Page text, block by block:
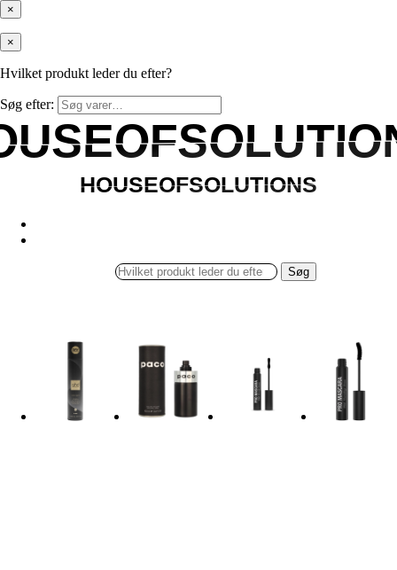
×
×
Hvilket produkt leder du efter?
Søg efter:
HOUSEOFSOLUTIONS
HOUSEOFSOLUTIONS
Søg